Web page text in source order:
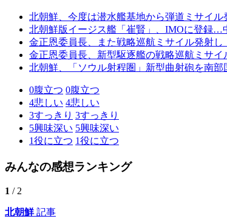
北朝鮮、今度は潜水艦基地から弾道ミサイ
北朝鮮版イージス艦「崔賢」、IMOに登録…
金正恩委員長、また戦略巡航ミサイル発射
金正恩委員長、新型駆逐艦の戦略巡航ミサ
北朝鮮、「ソウル射程圏」新型曲射砲を南
0腹立つ 0腹立つ
4悲しい 4悲しい
3すっきり 3すっきり
5興味深い 5興味深い
1役に立つ 1役に立つ
みんなの感想ランキング
1 / 2
北朝鮮記事